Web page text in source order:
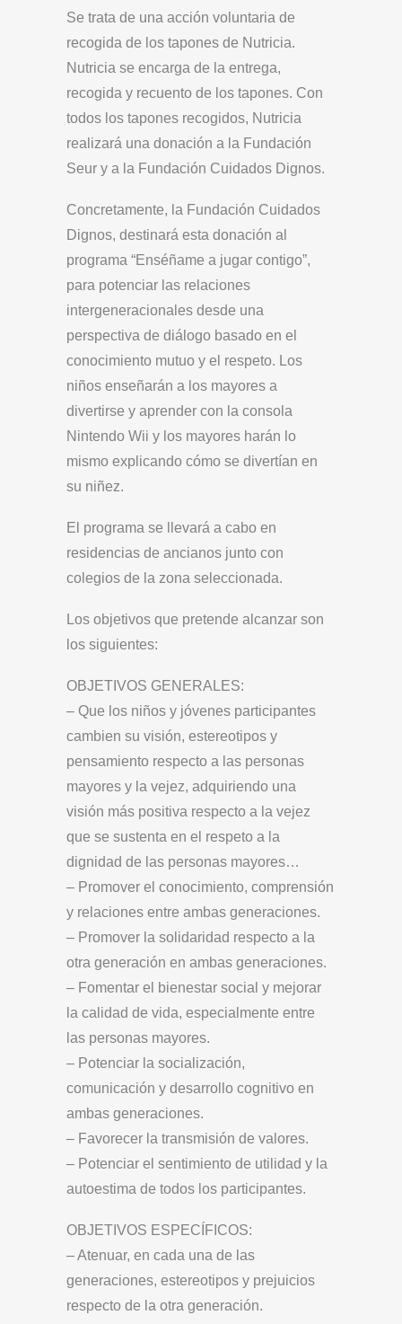
Se trata de una acción voluntaria de
recogida de los tapones de Nutricia.
Nutricia se encarga de la entrega,
recogida y recuento de los tapones. Con
todos los tapones recogidos, Nutricia
realizará una donación a la Fundación
Seur y a la Fundación Cuidados Dignos.
Concretamente, la Fundación Cuidados
Dignos, destinará esta donación al
programa “Enséñame a jugar contigo”,
para potenciar las relaciones
intergeneracionales desde una
perspectiva de diálogo basado en el
conocimiento mutuo y el respeto. Los
niños enseñarán a los mayores a
divertirse y aprender con la consola
Nintendo Wii y los mayores harán lo
mismo explicando cómo se divertían en
su niñez.
El programa se llevará a cabo en
residencias de ancianos junto con
colegios de la zona seleccionada.
Los objetivos que pretende alcanzar son
los siguientes:
OBJETIVOS GENERALES:
– Que los niños y jóvenes participantes
cambien su visión, estereotipos y
pensamiento respecto a las personas
mayores y la vejez, adquiriendo una
visión más positiva respecto a la vejez
que se sustenta en el respeto a la
dignidad de las personas mayores…
– Promover el conocimiento, comprensión
y relaciones entre ambas generaciones.
– Promover la solidaridad respecto a la
otra generación en ambas generaciones.
– Fomentar el bienestar social y mejorar
la calidad de vida, especialmente entre
las personas mayores.
– Potenciar la socialización,
comunicación y desarrollo cognitivo en
ambas generaciones.
– Favorecer la transmisión de valores.
– Potenciar el sentimiento de utilidad y la
autoestima de todos los participantes.
OBJETIVOS ESPECÍFICOS:
– Atenuar, en cada una de las
generaciones, estereotipos y prejuicios
respecto de la otra generación.